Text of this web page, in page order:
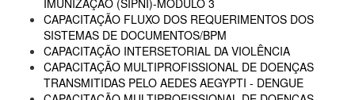
IMUNIZAÇÃO (SIPNI)-MÓDULO 3
CAPACITAÇÃO FLUXO DOS REQUERIMENTOS DOS
SISTEMAS DE DOCUMENTOS/BPM
CAPACITAÇÃO INTERSETORIAL DA VIOLÊNCIA
CAPACITAÇÃO MULTIPROFISSIONAL DE DOENÇAS
TRANSMITIDAS PELO AEDES AEGYPTI - DENGUE